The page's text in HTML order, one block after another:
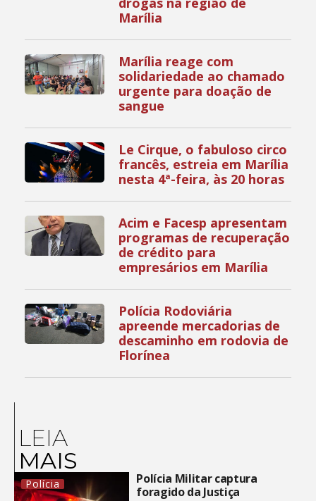
Marília
Marília reage com
solidariedade ao chamado
urgente para doação de
sangue
Le Cirque, o fabuloso circo
francês, estreia em Marília
nesta 4ª-feira, às 20 horas
Acim e Facesp apresentam
programas de recuperação
de crédito para
empresários em Marília
Polícia Rodoviária
apreende mercadorias de
descaminho em rodovia de
Florínea
LEIA
MAIS
Polícia
Polícia Militar captura
foragido da Justiça